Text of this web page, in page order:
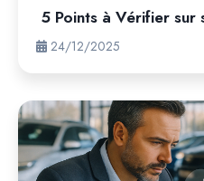
5 Points à Vérifier sur
24/12/2025